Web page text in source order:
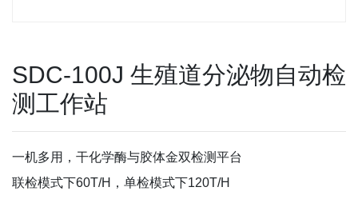
SDC-100J 生殖道分泌物自动检
测工作站
一机多用，干化学酶与胶体金双检测平台
联检模式下60T/H，单检模式下120T/H